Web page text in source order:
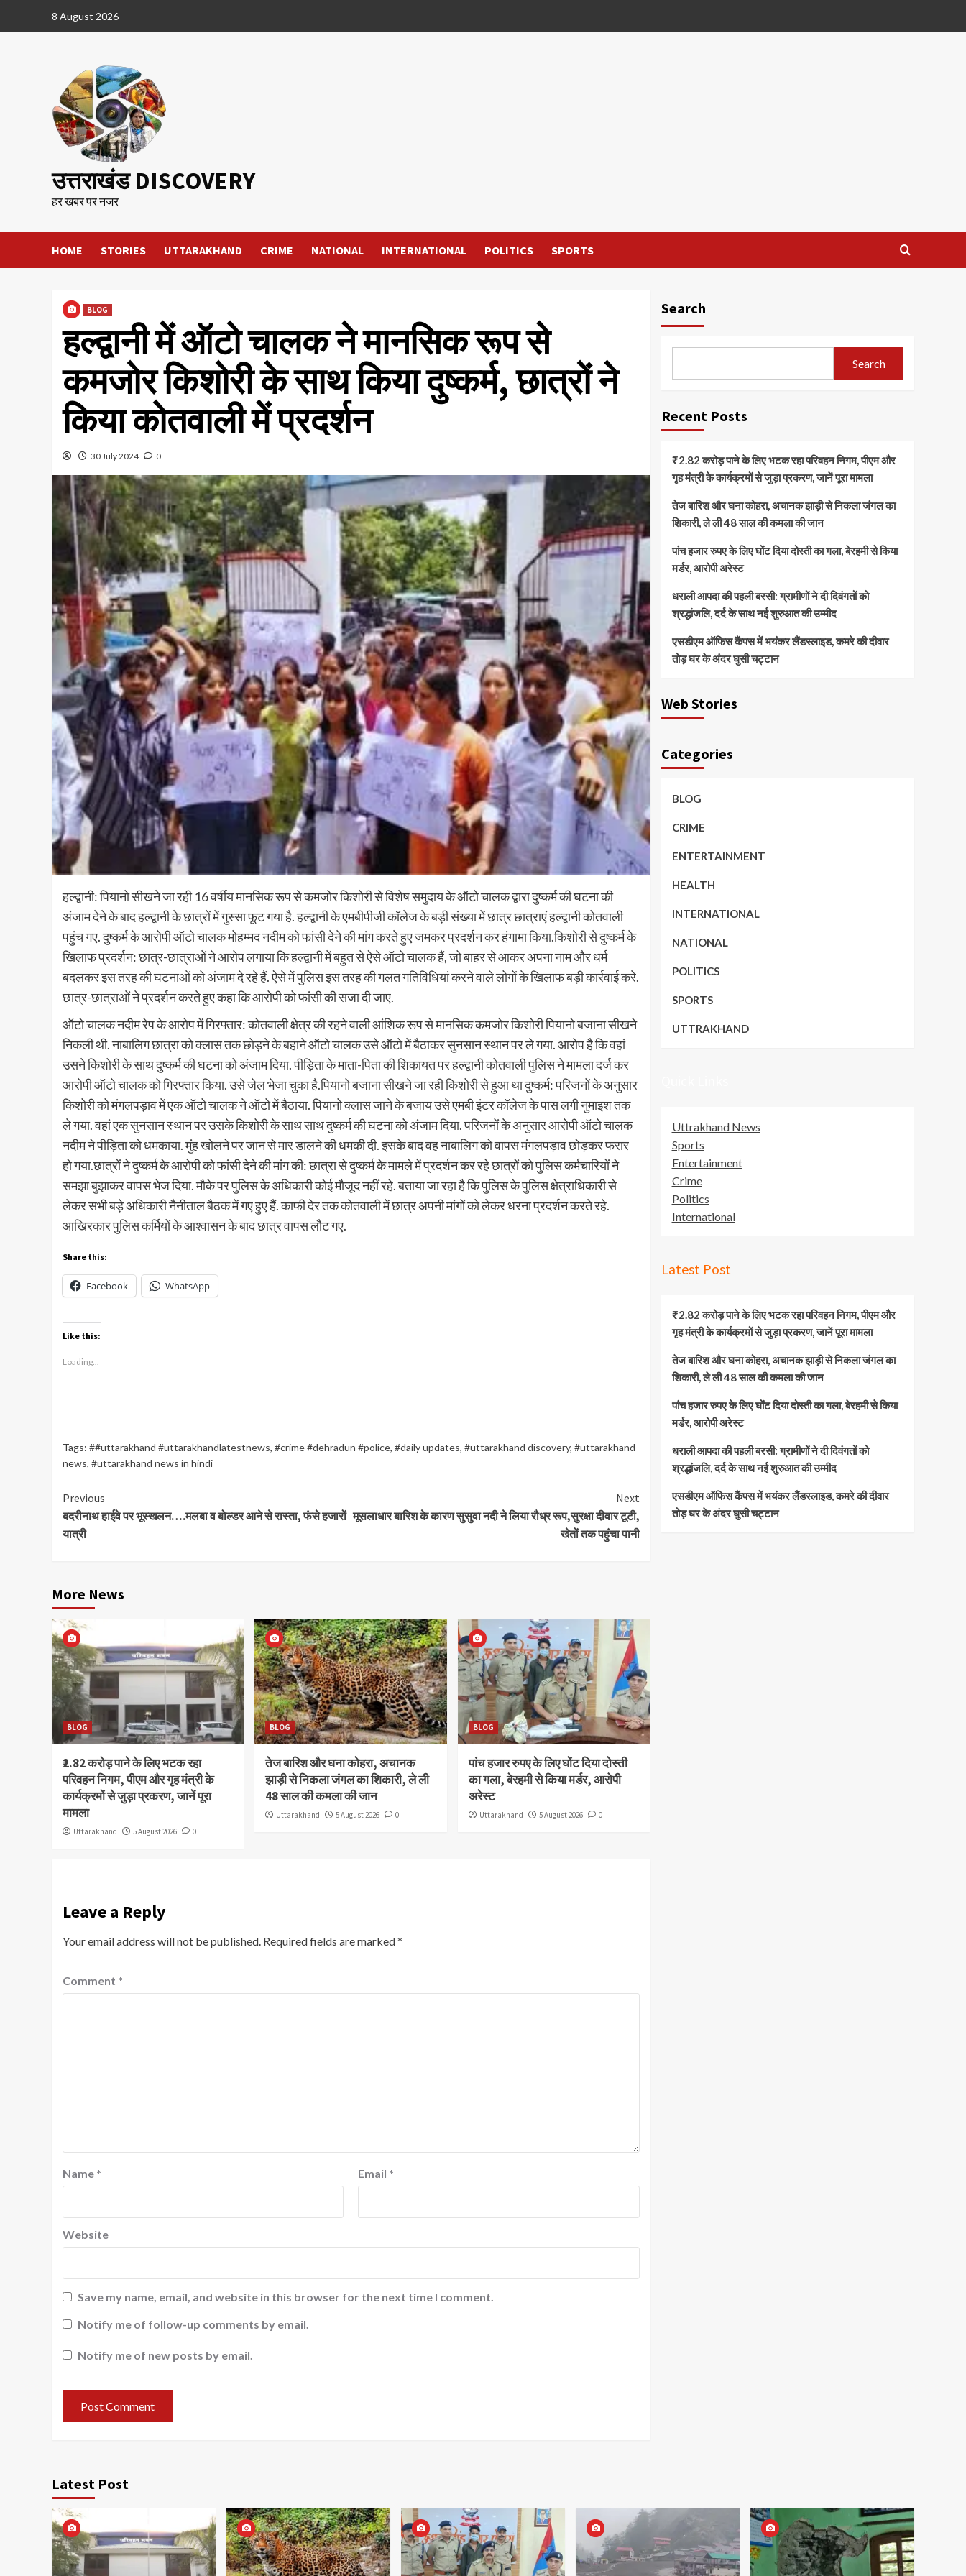
8 August 2026
उत्तराखंड DISCOVERY
हर खबर पर नजर
HOME STORIES UTTARAKHAND CRIME NATIONAL INTERNATIONAL POLITICS SPORTS
BLOG
हल्द्वानी में ऑटो चालक ने मानसिक रूप से
कमजोर किशोरी के साथ किया दुष्कर्म, छात्रों ने
किया कोतवाली में प्रदर्शन
30 July 2024 0
हल्द्वानी: पियानो सीखने जा रही 16 वर्षीय मानसिक रूप से कमजोर किशोरी से विशेष समुदाय के ऑटो चालक द्वारा दुष्कर्म की घटना की
अंजाम देने के बाद हल्द्वानी के छात्रों में गुस्सा फूट गया है. हल्द्वानी के एमबीपीजी कॉलेज के बड़ी संख्या में छात्र छात्राएं हल्द्वानी कोतवाली
पहुंच गए. दुष्कर्म के आरोपी ऑटो चालक मोहम्मद नदीम को फांसी देने की मांग करते हुए जमकर प्रदर्शन कर हंगामा किया.किशोरी से दुष्कर्म के
खिलाफ प्रदर्शन: छात्र-छात्राओं ने आरोप लगाया कि हल्द्वानी में बहुत से ऐसे ऑटो चालक हैं, जो बाहर से आकर अपना नाम और धर्म
बदलकर इस तरह की घटनाओं को अंजाम दे रहे हैं. ऐसे में पुलिस इस तरह की गलत गतिविधियां करने वाले लोगों के खिलाफ बड़ी कार्रवाई करे.
छात्र-छात्राओं ने प्रदर्शन करते हुए कहा कि आरोपी को फांसी की सजा दी जाए.
ऑटो चालक नदीम रेप के आरोप में गिरफ्तार: कोतवाली क्षेत्र की रहने वाली आंशिक रूप से मानसिक कमजोर किशोरी पियानो बजाना सीखने
निकली थी. नाबालिग छात्रा को क्लास तक छोड़ने के बहाने ऑटो चालक उसे ऑटो में बैठाकर सुनसान स्थान पर ले गया. आरोप है कि वहां
उसने किशोरी के साथ दुष्कर्म की घटना को अंजाम दिया. पीड़िता के माता-पिता की शिकायत पर हल्द्वानी कोतवाली पुलिस ने मामला दर्ज कर
आरोपी ऑटो चालक को गिरफ्तार किया. उसे जेल भेजा चुका है.पियानो बजाना सीखने जा रही किशोरी से हुआ था दुष्कर्म: परिजनों के अनुसार
किशोरी को मंगलपड़ाव में एक ऑटो चालक ने ऑटो में बैठाया. पियानो क्लास जाने के बजाय उसे एमबी इंटर कॉलेज के पास लगी नुमाइश तक
ले गया. वहां एक सुनसान स्थान पर उसके किशोरी के साथ साथ दुष्कर्म की घटना को अंजाम दिया. परिजनों के अनुसार आरोपी ऑटो चालक
नदीम ने पीड़िता को धमकाया. मुंह खोलने पर जान से मार डालने की धमकी दी. इसके बाद वह नाबालिग को वापस मंगलपड़ाव छोड़कर फरार
हो गया.छात्रों ने दुष्कर्म के आरोपी को फांसी देने की मांग की: छात्रा से दुष्कर्म के मामले में प्रदर्शन कर रहे छात्रों को पुलिस कर्मचारियों ने
समझा बुझाकर वापस भेज दिया. मौके पर पुलिस के अधिकारी कोई मौजूद नहीं रहे. बताया जा रहा है कि पुलिस के पुलिस क्षेत्राधिकारी से
लेकर सभी बड़े अधिकारी नैनीताल बैठक में गए हुए हैं. काफी देर तक कोतवाली में छात्र अपनी मांगों को लेकर धरना प्रदर्शन करते रहे.
आखिरकार पुलिस कर्मियों के आश्वासन के बाद छात्र वापस लौट गए.
Share this:
Facebook WhatsApp
Like this:
Loading...
Tags: ##uttarakhand #uttarakhandlatestnews, #crime #dehradun #police, #daily updates, #uttarakhand discovery, #uttarakhand
news, #uttarakhand news in hindi
Continue
Reading
Previous
बदरीनाथ हाईवे पर भूस्खलन….मलबा व बोल्डर आने से रास्ता, फंसे हजारों
यात्री
Next
मूसलाधार बारिश के कारण सुसुवा नदी ने लिया रौध्र रूप,सुरक्षा दीवार टूटी,
खेतों तक पहुंचा पानी
More News
BLOG
₹2.82 करोड़ पाने के लिए भटक रहा
परिवहन निगम, पीएम और गृह मंत्री के
कार्यक्रमों से जुड़ा प्रकरण, जानें पूरा
मामला
Uttarakhand 5 August 2026 0
BLOG
तेज बारिश और घना कोहरा, अचानक
झाड़ी से निकला जंगल का शिकारी, ले ली
48 साल की कमला की जान
Uttarakhand 5 August 2026 0
BLOG
पांच हजार रुपए के लिए घोंट दिया दोस्ती
का गला, बेरहमी से किया मर्डर, आरोपी
अरेस्ट
Uttarakhand 5 August 2026 0
Leave a Reply
Your email address will not be published. Required fields are marked*
Comment *
Name * Email *
Website
Save my name, email, and website in this browser for the next time I comment.
Notify me of follow-up comments by email.
Notify me of new posts by email.
Search
Search
Recent Posts
₹2.82 करोड़ पाने के लिए भटक रहा परिवहन निगम, पीएम और
गृह मंत्री के कार्यक्रमों से जुड़ा प्रकरण, जानें पूरा मामला
तेज बारिश और घना कोहरा, अचानक झाड़ी से निकला जंगल का
शिकारी, ले ली 48 साल की कमला की जान
पांच हजार रुपए के लिए घोंट दिया दोस्ती का गला, बेरहमी से किया
मर्डर, आरोपी अरेस्ट
धराली आपदा की पहली बरसी: ग्रामीणों ने दी दिवंगतों को
श्रद्धांजलि, दर्द के साथ नई शुरुआत की उम्मीद
एसडीएम ऑफिस कैंपस में भयंकर लैंडस्लाइड, कमरे की दीवार
तोड़ घर के अंदर घुसी चट्टान
Web Stories
Categories
BLOG
CRIME
ENTERTAINMENT
HEALTH
INTERNATIONAL
NATIONAL
POLITICS
SPORTS
UTTRAKHAND
Uttrakhand News
Sports
Entertainment
Crime
Politics
International
Latest Post
₹2.82 करोड़ पाने के लिए भटक रहा परिवहन निगम, पीएम और
गृह मंत्री के कार्यक्रमों से जुड़ा प्रकरण, जानें पूरा मामला
तेज बारिश और घना कोहरा, अचानक झाड़ी से निकला जंगल का
शिकारी, ले ली 48 साल की कमला की जान
पांच हजार रुपए के लिए घोंट दिया दोस्ती का गला, बेरहमी से किया
मर्डर, आरोपी अरेस्ट
धराली आपदा की पहली बरसी: ग्रामीणों ने दी दिवंगतों को
श्रद्धांजलि, दर्द के साथ नई शुरुआत की उम्मीद
एसडीएम ऑफिस कैंपस में भयंकर लैंडस्लाइड, कमरे की दीवार
तोड़ घर के अंदर घुसी चट्टान
Latest Post